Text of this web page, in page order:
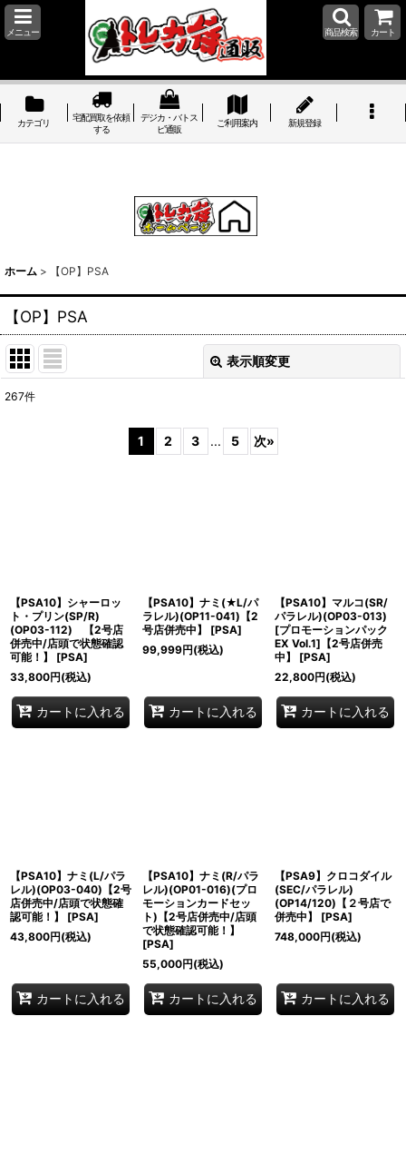
メニュー 商品検索 カート
カテゴリ
宅配買取を依頼
する
デジカ・バトス
ピ通販
ご利用案内 新規登録
ホーム > 【OP】PSA
【OP】PSA
表示順変更
267件
1 2 3 ... 5 次»
【PSA10】シャーロッ
ト・プリン(SP/R)
(OP03-112) 【2号店
併売中/店頭で状態確認
可能！】
[PSA]
33,800円(税込)
カートに入れる
【PSA10】ナミ(★L/パ
ラレル)(OP11-041)【2
号店併売中】
[PSA]
99,999円(税込)
カートに入れる
【PSA10】マルコ(SR/
パラレル)(OP03-013)
[プロモーションパック
EX Vol.1]【2号店併売
中】
[PSA]
22,800円(税込)
カートに入れる
【PSA10】ナミ(L/パラ
レル)(OP03-040)【2号
店併売中/店頭で状態確
認可能！】
[PSA]
43,800円(税込)
カートに入れる
【PSA10】ナミ(R/パラ
レル)(OP01-016)(プロ
モーションカードセッ
ト)【2号店併売中/店頭
で状態確認可能！】
[PSA]
55,000円(税込)
カートに入れる
【PSA9】クロコダイル
(SEC/パラレル)
(OP14/120)【２号店で
併売中】
[PSA]
748,000円(税込)
カートに入れる